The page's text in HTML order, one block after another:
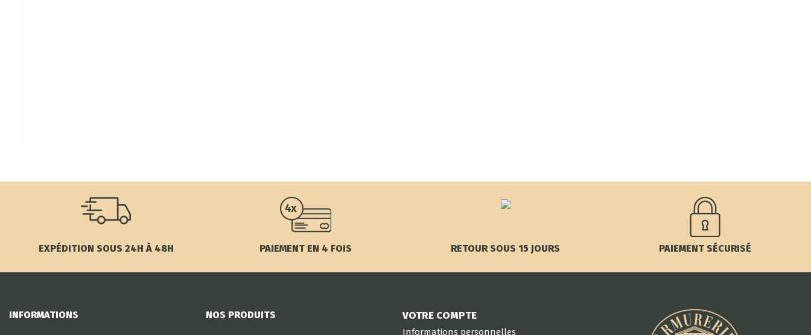
EXPÉDITION SOUS 24H À 48H PAIEMENT EN 4 FOIS RETOUR SOUS 15 JOURS PAIEMENT SÉCURISÉ
INFORMATIONS NOS PRODUITS VOTRE COMPTE
Informations personnelles